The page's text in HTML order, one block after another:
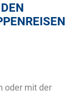
I
oder mit der